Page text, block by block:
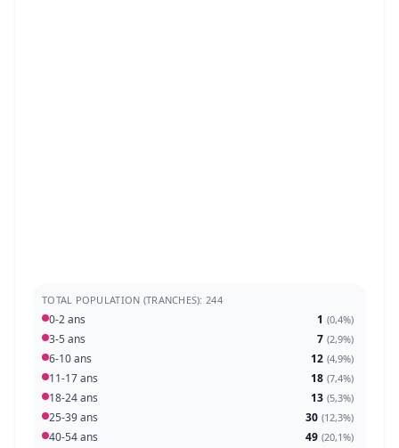
TOTAL POPULATION (TRANCHES): 244
0-2 ans 1 (0,4%)
3-5 ans 7 (2,9%)
6-10 ans 12 (4,9%)
11-17 ans 18 (7,4%)
18-24 ans 13 (5,3%)
25-39 ans 30 (12,3%)
40-54 ans 49 (20,1%)